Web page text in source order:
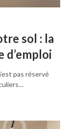
sol : la
d’emploi
pas réservé